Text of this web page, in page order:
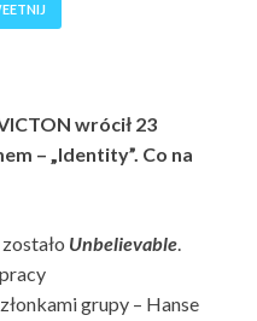
wrócił 23
– „Identity”. Co na
zostało Unbelievable.
grupy – Hanse